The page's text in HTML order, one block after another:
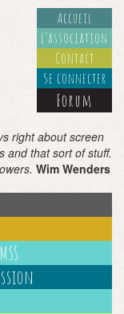
Accueil
L’association
Contact
Se connecter
Forum
right about screen
and that sort of stuff.
Wim Wenders